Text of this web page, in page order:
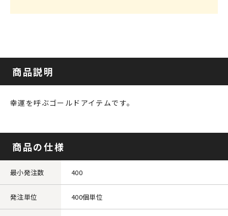
商品説明
幸運を呼ぶゴールドアイテムです。
商品の仕様
最小発注数 400
発注単位 400個単位